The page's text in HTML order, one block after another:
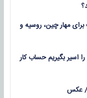
مهار چین، روسیه و
نفر آمریکایی را اسیر بگیریم حساب کار
عکس